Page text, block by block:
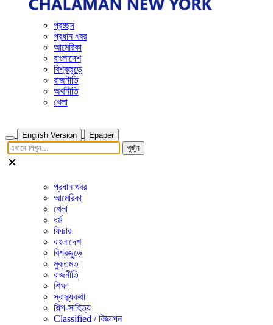
প্রচ্ছদ
প্রধান খবর
আমেরিকা
বাংলাদেশ
বিশ্বজুড়ে
রাজনীতি
অর্থনীতি
খেলা
English Version
Epaper
খুজুঁন
প্রধান খবর
আমেরিকা
খেলা
ধর্ম
ফিচার
বাংলাদেশ
বিশ্বজুড়ে
মুক্তমত
রাজনীতি
শিক্ষা
স্বাস্থ্যকথা
শিল্প-সাহিত্য
Classified / বিজ্ঞাপন